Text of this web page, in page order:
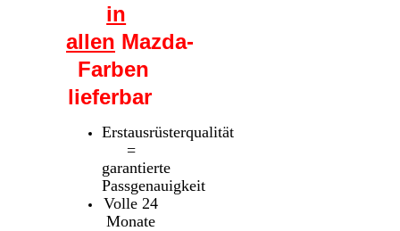
in
allen Mazda-
Farben
lieferbar
Erstausrüsterqualität
=
garantierte
Passgenauigkeit
Volle 24
Monate